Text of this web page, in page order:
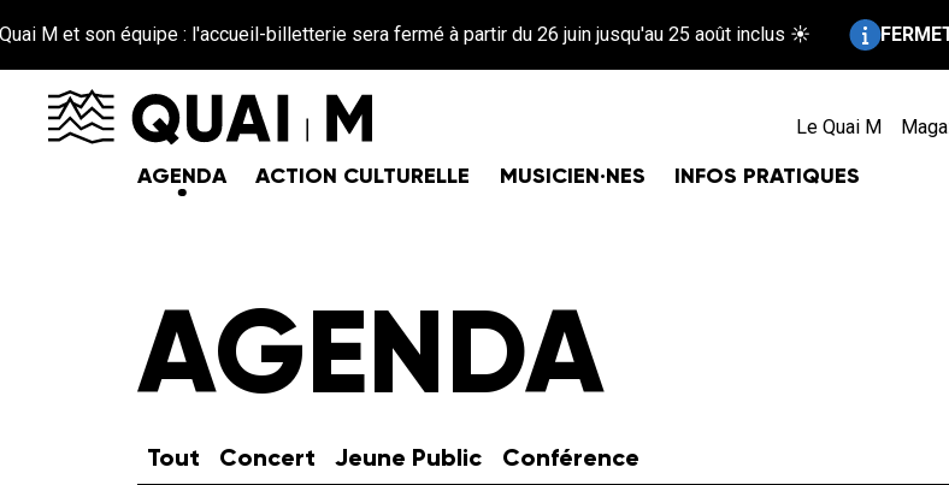
M et son équipe : l'accueil-billetterie sera fermé à partir du 26 juin jusqu'au 25 août inclus ☀️
Information :
Le Quai M
AGENDA ACTION CULTURELLE MUSICIEN·NES INFOS PRATIQUES
AGENDA
Tout Concert Jeune Public Conférence